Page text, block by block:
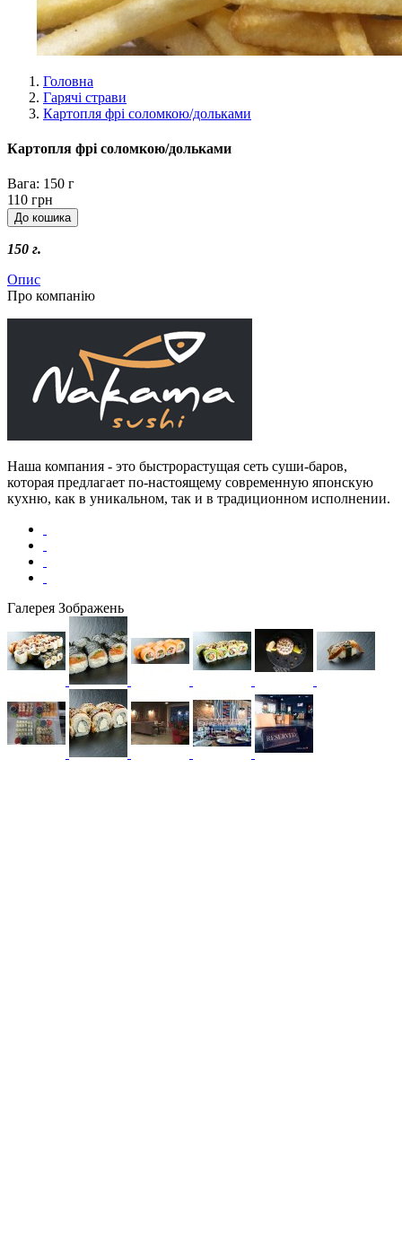
Головна
Гарячі страви
Картопля фрі соломкою/дольками
Картопля фрі соломкою/дольками
Вага: 150 г
110 грн
150 г.
Опис
Про компанію
Наша компания - это быстрорастущая сеть суши-баров,
которая предлагает по-настоящему современную японскую
кухню, как в уникальном, так и в традиционном исполнении.
Галерея Зображень